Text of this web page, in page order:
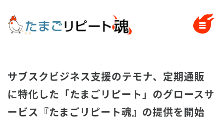
サブスクビジネス支援のテモナ、定期通販
に特化した「たまごリピート」のグロースサ
ービス『たまごリピート魂』の提供を開始